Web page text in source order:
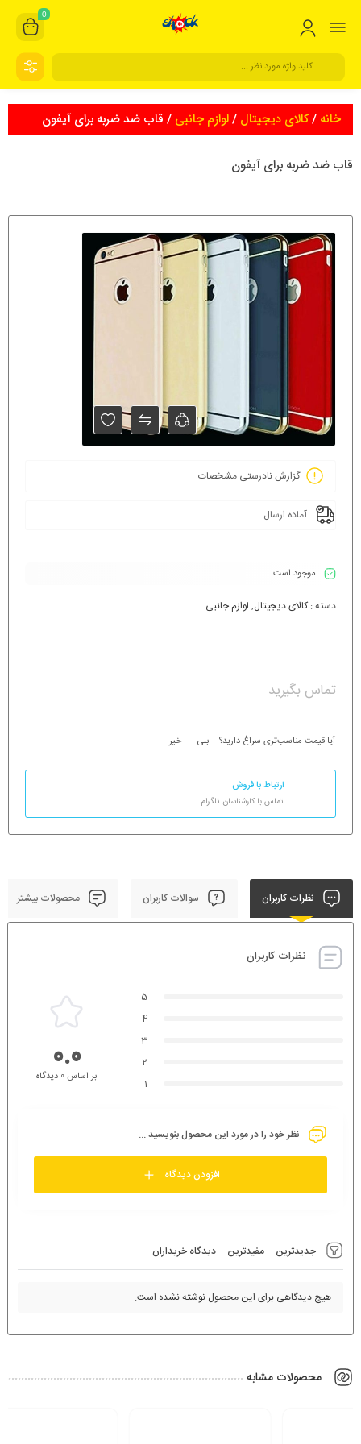
0
خانه /کالای دیجیتال /لوازم جانبی / قاب ضد ضربه برای آیفون
قاب ضد ضربه برای آیفون
گزارش نادرستی مشخصات
آماده ارسال
موجود است
دسته :کالای دیجیتال, لوازم جانبی
تماس بگیرید
آیا قیمت مناسب‌تری سراغ دارید؟ بلی خیر
ارتباط با فروش
تماس با کارشناسان تلگرام
نظرات کاربران سوالات کاربران محصولات بیشتر
نظرات کاربران
جدیدترین مفیدترین دیدگاه خریداران
هیچ دیدگاهی برای این محصول نوشته نشده است.
5
4
3
2
1
0.0بر اساس 0 دیدگاه
نظر خود را در مورد این محصول بنویسید ...
افزودن دیدگاه
محصولات مشابه